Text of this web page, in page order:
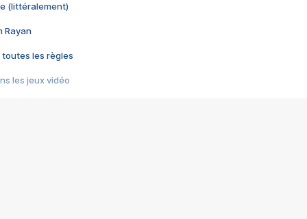
(littéralement)
Rayan
toutes les règles
les jeux vidéo